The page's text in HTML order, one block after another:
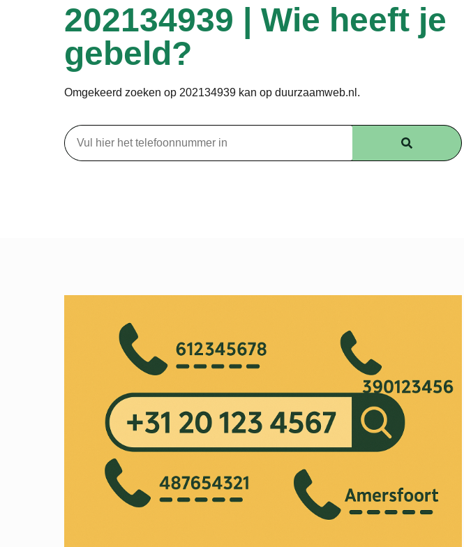
202134939 | Wie heeft je
gebeld?
Omgekeerd zoeken op 202134939 kan op duurzaamweb.nl.